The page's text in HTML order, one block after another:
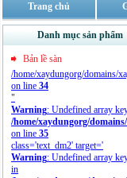
Trang chủ
Danh mục sản phẩm
Bản lề sàn
/home/xaydungorg/domains/
on line 34
"
Warning: Undefined array
/home/xaydungorg/
on line 35
class='text_dm2' target='
Warning: Undefined array
in